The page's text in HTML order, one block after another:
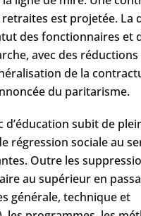
est projetée. La
des fonctionnaires et
avec des réductions
de la
du paritarisme.
d’éducation subit de
régression sociale au
Outre les
au supérieur en
générale, technique et